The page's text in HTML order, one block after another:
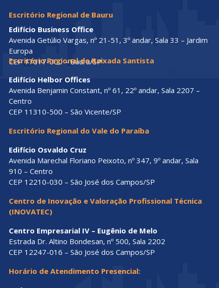
Escritório Regional de Bauru
Edifício Business Office
Avenida Getúlio Vargas, nº 21-51, 3º andar, Sala 33 – Jardim
Europa
CEP 17017-000 – Bauru/SP
Escritório Regional da Baixada Santista
Edifício Helbor Offices
Avenida Benjamin Constant, nº 61, 22º andar, Sala 2207 –
Centro
CEP 11310-500 – São Vicente/SP
Escritório Regional do Vale do Paraíba
Edifício Osvaldo Cruz
Avenida Marechal Floriano Peixoto, nº 347, 9º andar, Sala
910 – Centro
CEP 12210-030 – São José dos Campos/SP
Centro de Inovação e Valoração Profissional Técnica
(INOVATEC)
Centro Empresarial IV – Eugênio de Melo
Estrada Dr. Altino Bondesan, nº 500, Sala 2202
CEP 12247-016 – São José dos Campos/SP
Horário de Atendimento Presencial: